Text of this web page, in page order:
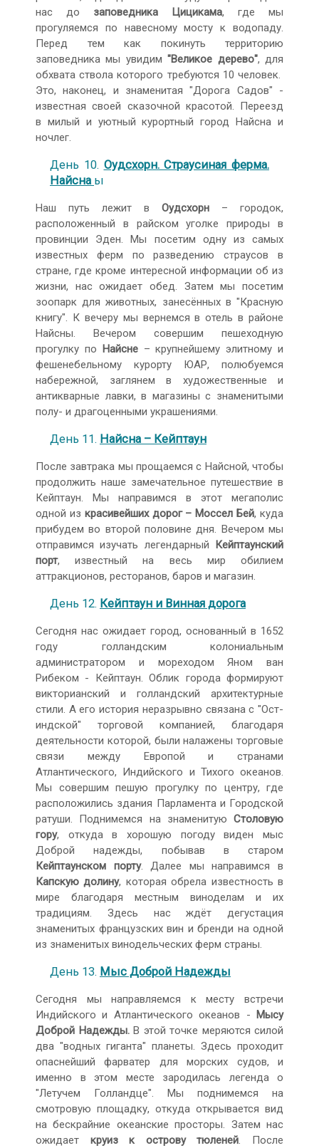
нас до заповедника Цицикама, где мы
прогуляемся по навесному мосту к водопаду.
Перед тем как покинуть территорию
заповедника мы увидим"Великое дерево", для
обхвата ствола которого требуются 10 человек.
Это, наконец, и знаменитая "Дорога Садов" -
известная своей сказочной красотой. Переезд
в милый и уютный курортный город Найсна и
ночлег.
День 10. Оудсхoрн. Страусиная ферма.
Найсна ы
Наш путь лежит в Оудсхорн – городок,
расположенный в райском уголке природы в
провинции Эден. Мы посетим одну из самых
известных ферм по разведению страусов в
стране, где кроме интересной информации об из
жизни, нас ожидает обед. Затем мы посетим
зоопарк для животных, занесённых в "Красную
книгу". К вечеру мы вернемся в отель в районе
Найсны. Вечером совершим пешеходную
прогулку по
Найсне– крупнейшему элитному и
фешенебельному курорту ЮАР, полюбуемся
набережной, заглянем в художественные и
антикварные лавки, в магазины с знаменитыми
полу- и драгоценными украшениями.
День 11. Найсна – Кейптаун
После завтрака мы прощаемся с Найсной, чтобы
продолжить наше замечательное путешествие в
Кейптаун. Мы направимся в этот мегаполис
одной из красивейших дорог – Моссел Бей, куда
прибудем во второй половине дня. Вечером мы
отправимся изучать легендарный
Кейптаунский
порт, известный на весь мир обилием
аттракционов, ресторанов, баров и магазин.
День 12. Кейптаун и Винная дорога
Сегодня нас ожидает город, основанный в 1652
году голландским колониальным
администратором и мореходом Яном ван
Рибеком - Кейптаун. Облик города формируют
викторианский и голландский архитектурные
стили. А его история неразрывно связана с "Ост-
индской" торговой компанией, благодаря
деятельности которой, были налажены торговые
связи между Европой и странами
Атлантического, Индийского и Тихого океанов.
Мы совершим пешую прогулку по центру, где
расположились здания Парламента и Городской
ратуши. Поднимемся на знаменитую Столовую
гору, откуда в хорошую погоду виден мыс
Доброй надежды, побывав в старом
Кейптаунском порту. Далее мы направимся в
Капскую долину, которая обрела известность в
мире благодаря местным виноделам и их
традициям. Здесь нас ждёт дегустация
знаменитых французских вин и бренди на одной
из знаменитых винодельческих ферм страны.
День 13. Мыс Доброй Надежды
Сегодня мы направляемся к месту встречи
Индийского и Атлантического океанов -
Мысу
Доброй Надежды. В этой точке меряются силой
два "водных гиганта" планеты. Здесь проходит
опаснейший фарватер для морских судов, и
именно в этом месте зародилась легенда о
"Летучем Голландце". Мы поднимемся на
смотровую площадку, откуда открывается вид
на бескрайние океанские просторы. Затем нас
ожидает круиз к острову тюленей. После